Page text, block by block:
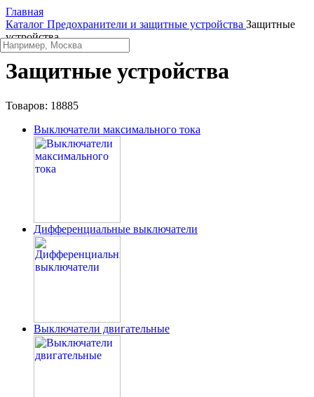
Главная
Каталог Предохранители и защитные устройства Защитные
устройства
Защитные устройства
Товаров: 18885
Выключатели максимального тока
Дифференциальные выключатели
Выключатели двигательные